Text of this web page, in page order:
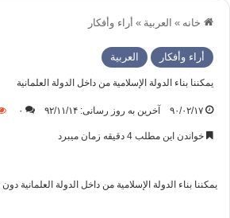
خانه » العربیة » أراء وأفكار
أراء وأفكار العربیة
يمكننا بناء الدولة الإسلامية من داخل الدولة العلمانية
۹۰/۰۲/۱۷ آخرین به روز رسانی: ۹۲/۱۱/۱۴ ۰
خواندن این مطلب 4 دقیقه زمان میبرد
يمكننا بناء الدولة الإسلامية من داخل الدولة العلمانية دون